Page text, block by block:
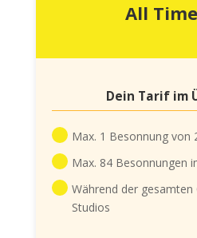
All Time
Dein Tarif im
Max. 1 Besonnung von
Max. 84 Besonnungen
Während der
Studios